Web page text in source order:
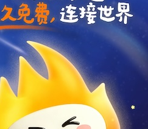
支持
反对 [0]